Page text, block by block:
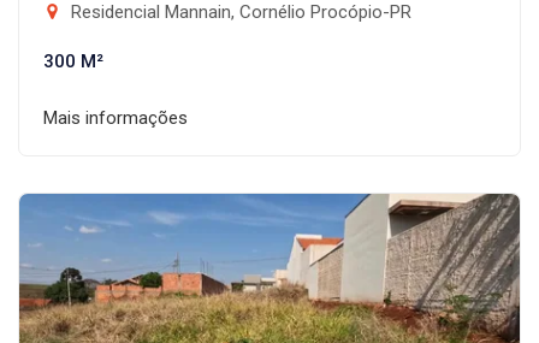
Residencial Mannain, Cornélio Procópio-PR
300 M²
Mais informações